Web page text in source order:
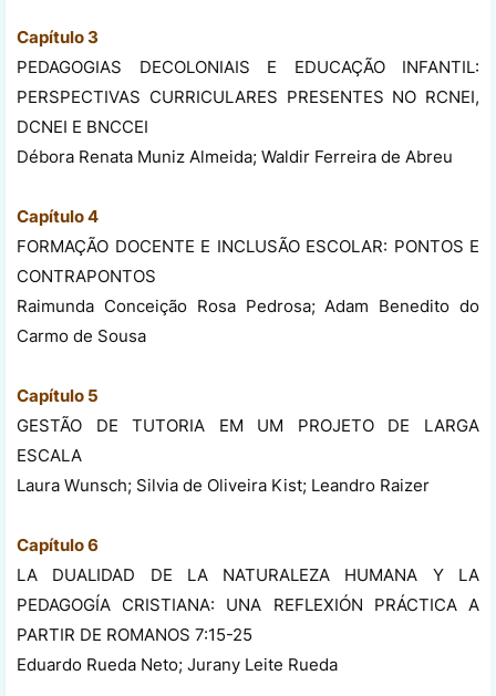
Capítulo 3
PEDAGOGIAS DECOLONIAIS E EDUCAÇÃO INFANTIL:
PERSPECTIVAS CURRICULARES PRESENTES NO RCNEI,
DCNEI E BNCCEI
Débora Renata Muniz Almeida; Waldir Ferreira de Abreu
Capítulo 4
FORMAÇÃO DOCENTE E INCLUSÃO ESCOLAR: PONTOS E
CONTRAPONTOS
Raimunda Conceição Rosa Pedrosa; Adam Benedito do
Carmo de Sousa
Capítulo 5
GESTÃO DE TUTORIA EM UM PROJETO DE LARGA
ESCALA
Laura Wunsch; Silvia de Oliveira Kist; Leandro Raizer
Capítulo 6
LA DUALIDAD DE LA NATURALEZA HUMANA Y LA
PEDAGOGÍA CRISTIANA: UNA REFLEXIÓN PRÁCTICA A
PARTIR DE ROMANOS 7:15-25
Eduardo Rueda Neto; Jurany Leite Rueda